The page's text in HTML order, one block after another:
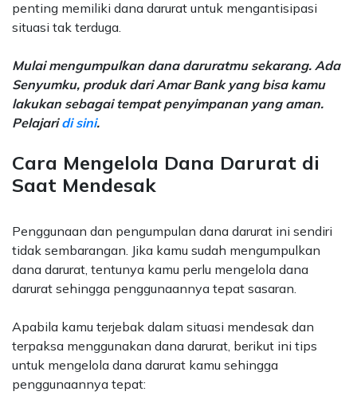
penting memiliki dana darurat untuk mengantisipasi
situasi tak terduga.
Mulai mengumpulkan dana daruratmu sekarang. Ada
Senyumku, produk dari Amar Bank yang bisa kamu
lakukan sebagai tempat penyimpanan yang aman.
Pelajaridi sini.
Cara Mengelola Dana Darurat di
Saat Mendesak
Penggunaan dan pengumpulan dana darurat ini sendiri
tidak sembarangan. Jika kamu sudah mengumpulkan
dana darurat, tentunya kamu perlu mengelola dana
darurat sehingga penggunaannya tepat sasaran.
Apabila kamu terjebak dalam situasi mendesak dan
terpaksa menggunakan dana darurat, berikut ini tips
untuk mengelola dana darurat kamu sehingga
penggunaannya tepat: